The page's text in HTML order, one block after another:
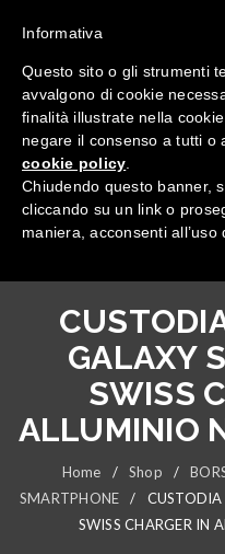
Tutte le categorie
GALAXY
SWISS
ALLUMINIO
Home / Shop /
SMARTPHONE
/
SWISS CHARGER IN
Informativa
Questo sito o gli strumenti
avvalgono di cookie
finalità illustrate nella
negare il consenso a tutti o
cookie policy
Chiudendo questo banner,
cliccando su un link o
maniera, acconsenti all’uso